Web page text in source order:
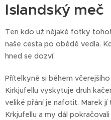
Islandský meč
Ten kdo už nějaké fotky
naše cesta po obědě vedla.
hned se dozví.
Přítelkyně si během
Kirkjufellu vyskytuje druh
veliké přání je nafotit. Marek
Krkjufellu a my dál